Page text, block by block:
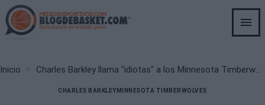
Skip
to
main
Breadcrumb
Inicio Charles Barkley llama "idiotas" a los Minnesota Timberwolves
CHARLES BARKLEY MINNESOTA TIMBERWOLVES